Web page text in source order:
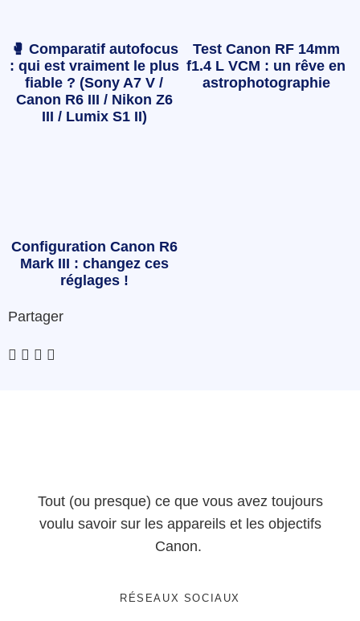
🥊 Comparatif autofocus
: qui est vraiment le plus
fiable ? (Sony A7 V /
Canon R6 III / Nikon Z6
III / Lumix S1 II)
Test Canon RF 14mm
f1.4 L VCM : un rêve en
astrophotographie
Configuration Canon R6
Mark III : changez ces
réglages !
Partager
Tout (ou presque) ce que vous avez toujours
voulu savoir sur les appareils et les objectifs
Canon.
RÉSEAUX SOCIAUX